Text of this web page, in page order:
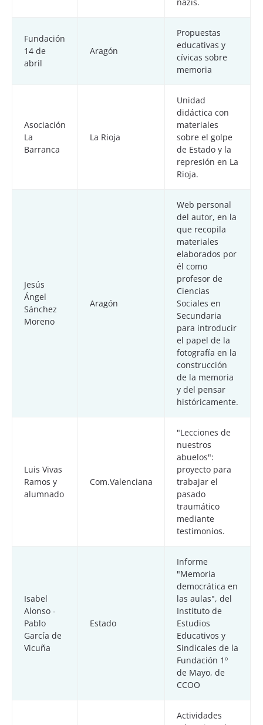
Fundación
14 de
abril
Aragón
Propuestas
educativas y
cívicas sobre
memoria
Asociación
La
Barranca
La Rioja
Unidad
didáctica con
materiales
sobre el golpe
de Estado y la
represión en La
Rioja.
Jesús
Ángel
Sánchez
Moreno
Aragón
Web personal
del autor, en la
que recopila
materiales
elaborados por
él como
profesor de
Ciencias
Sociales en
Secundaria
para introducir
el papel de la
fotografía en la
construcción
de la memoria
y del pensar
históricamente.
Luis Vivas
Ramos y
alumnado
Com.Valenciana
"Lecciones de
nuestros
abuelos":
proyecto para
trabajar el
pasado
traumático
mediante
testimonios.
Isabel
Alonso -
Pablo
García de
Vicuña
Estado
Informe
"Memoria
democrática en
las aulas", del
Instituto de
Estudios
Educativos y
Sindicales de la
Fundación 1º
de Mayo, de
CCOO
Actividades